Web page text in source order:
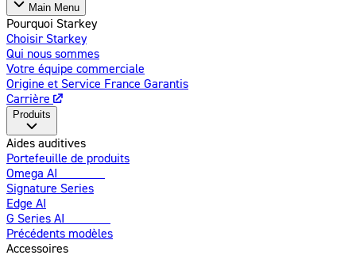
Main Menu
Pourquoi Starkey
Choisir Starkey
Qui nous sommes
Votre équipe commerciale
Origine et Service France Garantis
Carrière
Produits
Aides auditives
Portefeuille de produits
Omega AI
Signature Series
Edge AI
G Series AI
Précédents modèles
Accessoires